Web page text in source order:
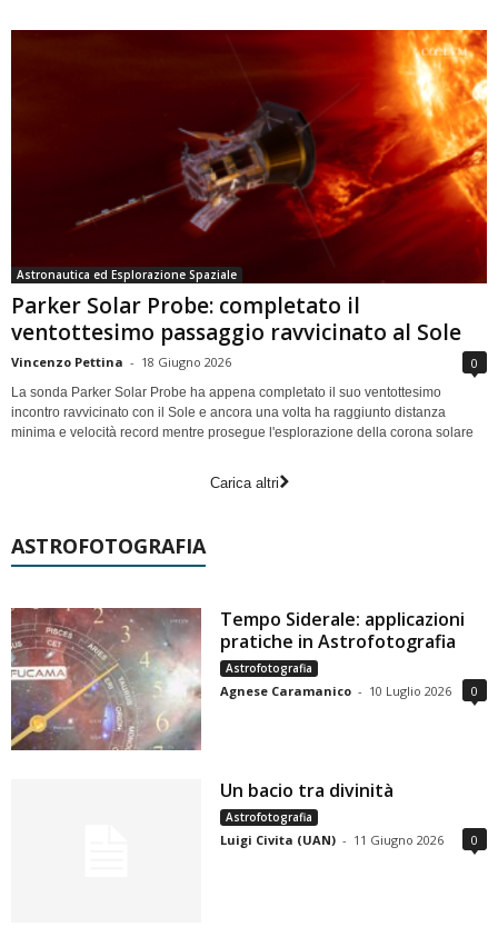
Astronautica ed Esplorazione Spaziale
Parker Solar Probe: completato il
ventottesimo passaggio ravvicinato al Sole
Vincenzo Pettina - 18 Giugno 2026 0
La sonda Parker Solar Probe ha appena completato il suo ventottesimo
incontro ravvicinato con il Sole e ancora una volta ha raggiunto distanza
minima e velocità record mentre prosegue l'esplorazione della corona solare
Carica altri
ASTROFOTOGRAFIA
Tempo Siderale: applicazioni
pratiche in Astrofotografia
Astrofotografia
Agnese Caramanico - 10 Luglio 2026 0
Un bacio tra divinità
Astrofotografia
Luigi Civita (UAN) - 11 Giugno 2026 0